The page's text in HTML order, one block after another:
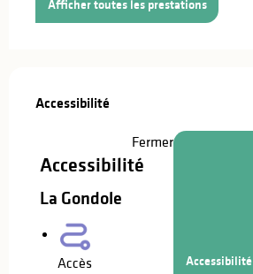
Afficher toutes les prestations
Accessibilité
Accessibilité
Fermer
Accessibilité
La Gondole
Accès
Accessibilité